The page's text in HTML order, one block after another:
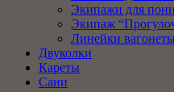
Экипажи для пони
Экипаж
Линейки
Двуколки
Кареты
Сани